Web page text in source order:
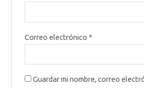
Correo electrónico *
Guardar mi nombre, correo